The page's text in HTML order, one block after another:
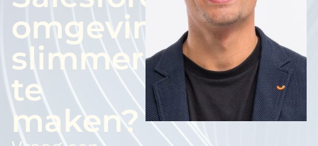
omgeving
slimmer
te
maken?